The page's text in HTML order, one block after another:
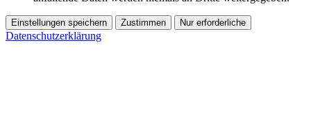
Einstellungen speichern Zustimmen Nur erforderliche
Datenschutzerklärung